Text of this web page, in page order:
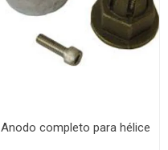
Anodo completo para hélice